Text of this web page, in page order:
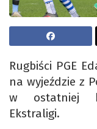
Rugbiści PGE
na wyjeździe z
w ostatniej
Ekstraligi.